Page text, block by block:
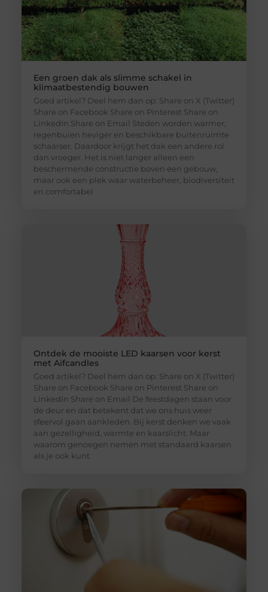
Een groen dak als slimme schakel in
klimaatbestendig bouwen
Goed artikel? Deel hem dan op: Share on X (Twitter)
Share on Facebook Share on Pinterest Share on
LinkedIn Share on Email Steden worden warmer,
regenbuien heviger en beschikbare buitenruimte
schaarser. Daardoor krijgt het dak een andere rol
dan vroeger. Het is niet langer alleen een
beschermende constructie boven een gebouw,
maar ook een plek waar waterbeheer, biodiversiteit
en comfortabel
Ontdek de mooiste LED kaarsen voor kerst
met Aifcandles
Goed artikel? Deel hem dan op: Share on X (Twitter)
Share on Facebook Share on Pinterest Share on
LinkedIn Share on Email De feestdagen staan voor
de deur en dat betekent dat we ons huis weer
sfeervol gaan aankleden. Bij kerst denken we vaak
aan gezelligheid, warmte en kaarslicht. Maar
waarom genoegen nemen met standaard kaarsen
als je ook kunt